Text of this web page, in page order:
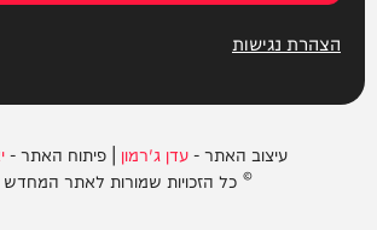
הצהרת נגישות
עיצוב האתר -עדן ג'רמון | פיתוח האתר -
© כל הזכויות שמורות לאתר המחדש 2026